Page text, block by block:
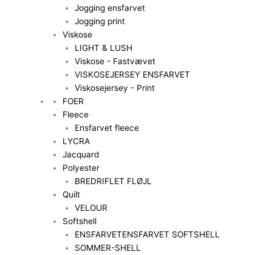
Jogging ensfarvet
Jogging print
Viskose
LIGHT & LUSH
Viskose - Fastvævet
VISKOSEJERSEY ENSFARVET
Viskosejersey - Print
FOER
Fleece
Ensfarvet fleece
LYCRA
Jacquard
Polyester
BREDRIFLET FLØJL
Quilt
VELOUR
Softshell
ENSFARVETENSFARVET SOFTSHELL
SOMMER-SHELL